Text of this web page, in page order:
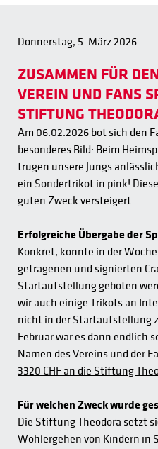
Donnerstag, 5. März 2026
ZUSAMMEN FÜR
VEREIN UND FANS
STIFTUNG
Am 06.02.2026 bot sich den
besonderes Bild: Beim
trugen unsere Jungs
ein Sondertrikot in pink!
guten Zweck versteigert.
Erfolgreiche Übergabe der
Konkret, konnte in der
getragenen und signierten
Startaufstellung geboten
wir auch einige Trikots an
nicht in der Startaufstellung
Februar war es dann endlich
Namen des Vereins und der
3320 CHF an die Stiftung
Für welchen Zweck wurde
Die Stiftung Theodora setzt
Wohlergehen von Kindern in